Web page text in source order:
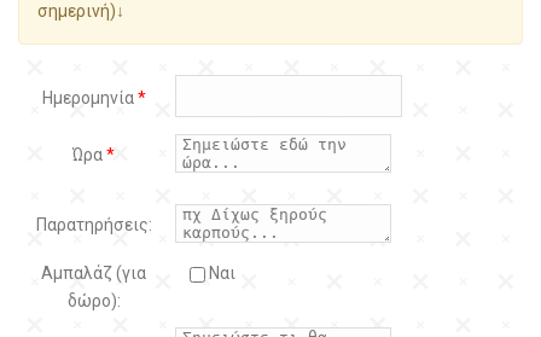
σημερινή)↓
Ημερομηνία*
Ώρα*
Παρατηρήσεις:
Αμπαλάζ (για
δώρο):
Ναι